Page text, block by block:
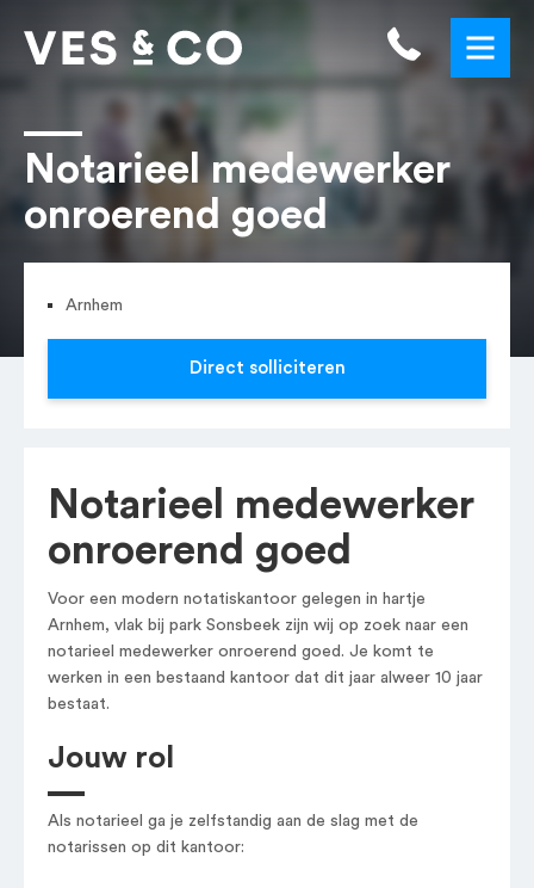
Notarieel medewerker
onroerend goed
Arnhem
Direct solliciteren
Notarieel medewerker
onroerend goed
Voor een modern notatiskantoor gelegen in hartje
Arnhem, vlak bij park Sonsbeek zijn wij op zoek naar een
notarieel medewerker onroerend goed. Je komt te
werken in een bestaand kantoor dat dit jaar alweer 10 jaar
bestaat.
Jouw rol
Als notarieel ga je zelfstandig aan de slag met de
notarissen op dit kantoor: